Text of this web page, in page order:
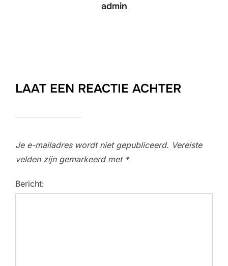
admin
LAAT EEN REACTIE ACHTER
Je e-mailadres wordt niet gepubliceerd. Vereiste
velden zijn gemarkeerd met *
Bericht: